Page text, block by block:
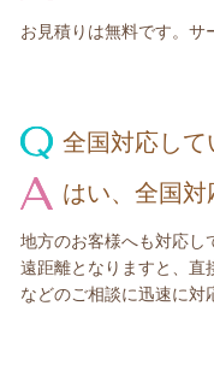
お見積りは無料です。サ
全国対応して
はい、全国
地方のお客様へも対応し
遠距離となりますと、直
などのご相談に迅速に対